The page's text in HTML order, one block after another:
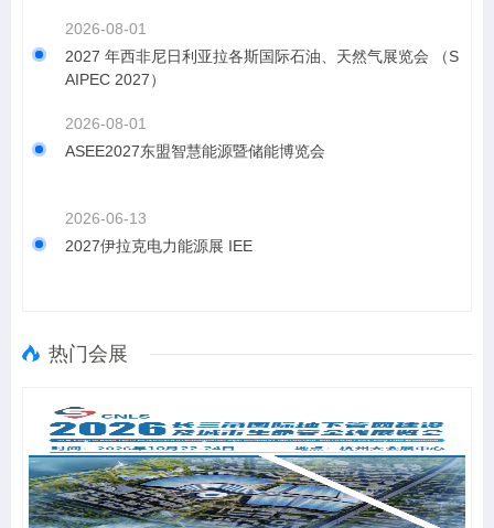
2026-08-01
2027 年西非尼日利亚拉各斯国际石油、天然气展览会 （S
AIPEC 2027）
2026-08-01
ASEE2027东盟智慧能源暨储能博览会
2026-06-13
2027伊拉克电力能源展 IEE
热门会展